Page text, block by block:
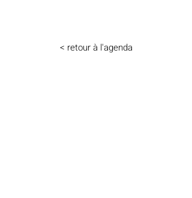
< retour à l'agenda